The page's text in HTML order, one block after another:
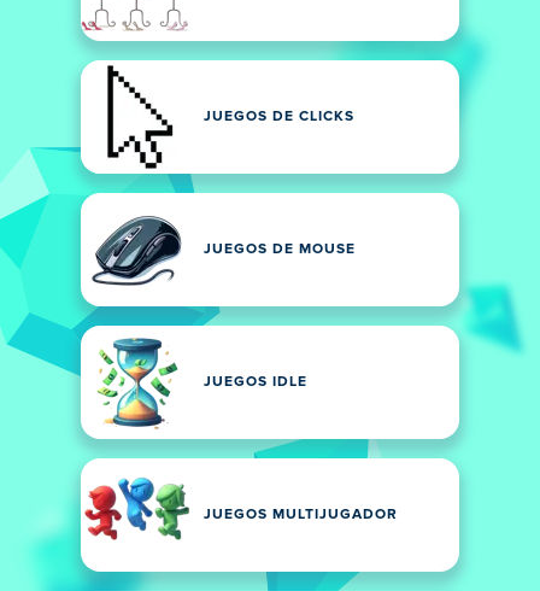
JUEGOS DE CLICKS
JUEGOS DE MOUSE
JUEGOS IDLE
JUEGOS MULTIJUGADOR